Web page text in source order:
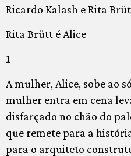
Ricardo Kalash e Rita
Rita Brütt é Alice
1
A mulher, Alice, sobe ao
mulher entra em cena
disfarçado no chão do
que remete para a
para o arquiteto